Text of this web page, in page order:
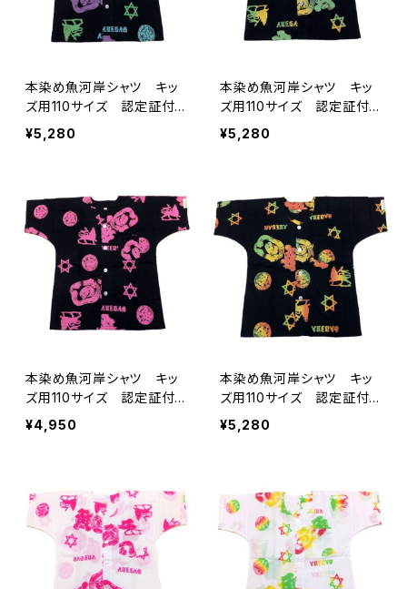
本染め魚河岸シャツ キッ
ズ用110サイズ 認定証付
き 木綿晒 籠目紋＆獅子
柄 黒×水色・紫・黄緑 子
仕立てシャツ てぬぐいシャ
ツ 濱いちシャツ 焼津
浜通り 港町
¥5,280
本染め魚河岸シャツ キッ
ズ用110サイズ 認定証付
き 木綿晒 籠目紋＆獅子
柄 黒×ジャマイカグラデー
地 職人の仕立てシャツ
てぬぐいシャツ 濱いちシャ
ツ 焼津 浜通り 港町
¥5,280
本染め魚河岸シャツ キッ
ズ用110サイズ 認定証付
き 木綿晒 籠目紋＆獅子
柄 黒×ピンク 子供用
てシャツ てぬぐいシャツ
濱いちシャツ 焼津 浜通
り 港町
¥4,950
本染め魚河岸シャツ キッ
ズ用110サイズ 認定証付
き 木綿晒 籠目紋＆獅子
柄 黒×ラスタグラデーショ
職人の仕立てシャツ てぬ
ぐいシャツ 濱いちシャツ
焼津 浜通り 港町
¥5,280